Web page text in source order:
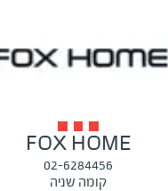
FOX HOME
02-6284456
קומה שניה